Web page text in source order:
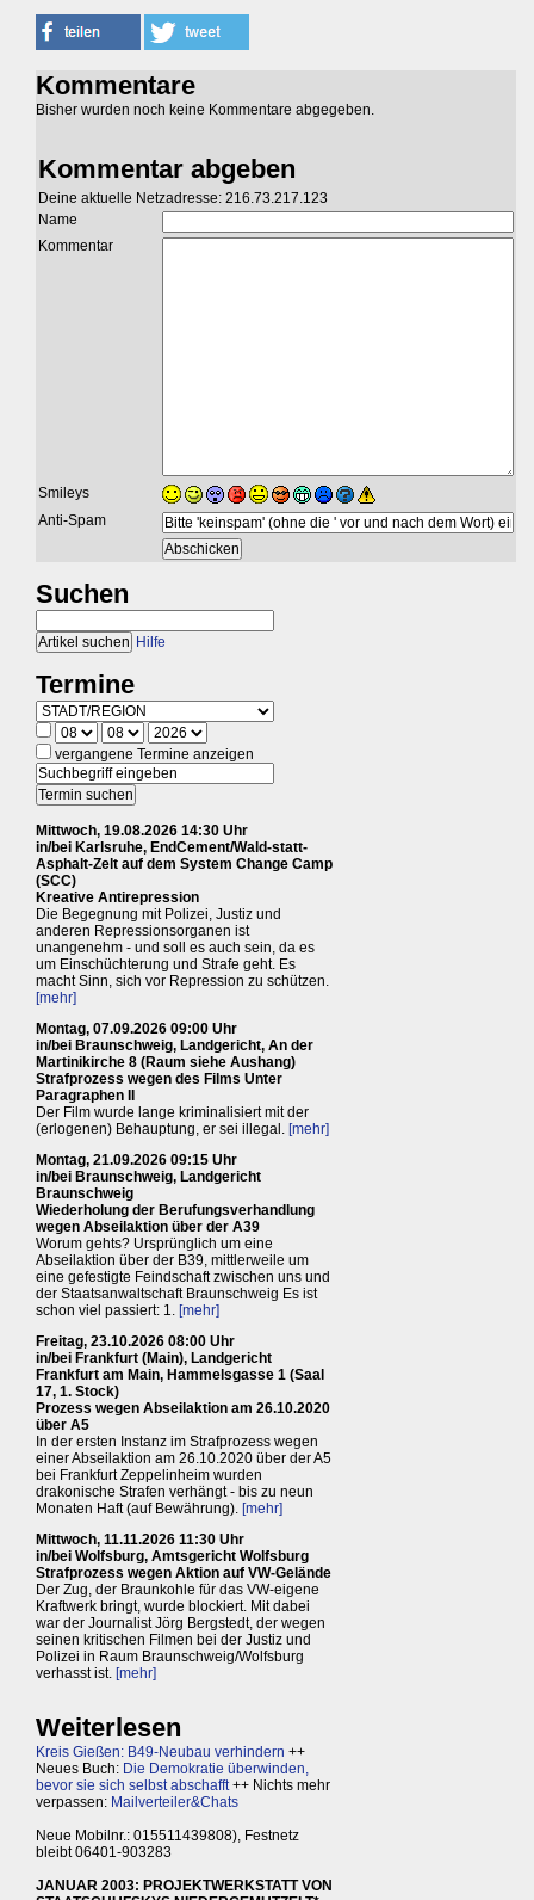
Kommentare
Bisher wurden noch keine Kommentare abgegeben.
Kommentar abgeben
Deine aktuelle Netzadresse: 216.73.217.123
Name
Kommentar
Smileys
Anti-Spam
Suchen
Hilfe
Termine
vergangene Termine anzeigen
Mittwoch, 19.08.2026 14:30 Uhr
in/bei Karlsruhe, EndCement/Wald-statt-
Asphalt-Zelt auf dem System Change Camp
(SCC)
Kreative Antirepression
Die Begegnung mit Polizei, Justiz und
anderen Repressionsorganen ist
unangenehm - und soll es auch sein, da es
um Einschüchterung und Strafe geht. Es
macht Sinn, sich vor Repression zu schützen.
[mehr]
Montag, 07.09.2026 09:00 Uhr
in/bei Braunschweig, Landgericht, An der
Martinikirche 8 (Raum siehe Aushang)
Strafprozess wegen des Films Unter
Paragraphen II
Der Film wurde lange kriminalisiert mit der
(erlogenen) Behauptung, er sei illegal. [mehr]
Montag, 21.09.2026 09:15 Uhr
in/bei Braunschweig, Landgericht
Braunschweig
Wiederholung der Berufungsverhandlung
wegen Abseilaktion über der A39
Worum gehts? Ursprünglich um eine
Abseilaktion über der B39, mittlerweile um
eine gefestigte Feindschaft zwischen uns und
der Staatsanwaltschaft Braunschweig Es ist
schon viel passiert: 1. [mehr]
Freitag, 23.10.2026 08:00 Uhr
in/bei Frankfurt (Main), Landgericht
Frankfurt am Main, Hammelsgasse 1 (Saal
17, 1. Stock)
Prozess wegen Abseilaktion am 26.10.2020
über A5
In der ersten Instanz im Strafprozess wegen
einer Abseilaktion am 26.10.2020 über der A5
bei Frankfurt Zeppelinheim wurden
drakonische Strafen verhängt - bis zu neun
Monaten Haft (auf Bewährung). [mehr]
Mittwoch, 11.11.2026 11:30 Uhr
in/bei Wolfsburg, Amtsgericht Wolfsburg
Strafprozess wegen Aktion auf VW-Gelände
Der Zug, der Braunkohle für das VW-eigene
Kraftwerk bringt, wurde blockiert. Mit dabei
war der Journalist Jörg Bergstedt, der wegen
seinen kritischen Filmen bei der Justiz und
Polizei in Raum Braunschweig/Wolfsburg
verhasst ist. [mehr]
Weiterlesen
Kreis Gießen: B49-Neubau verhindern ++
Neues Buch: Die Demokratie überwinden,
bevor sie sich selbst abschafft++ Nichts mehr
verpassen: Mailverteiler&Chats
Neue Mobilnr.: 015511439808), Festnetz
bleibt 06401-903283
JANUAR 2003: PROJEKTWERKSTATT VON